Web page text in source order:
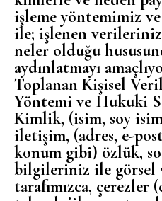
işleme yöntemimiz
ile; işlenen
neler olduğu
aydınlatmayı
Toplanan Kişisel
Yöntemi ve Hukuki
Kimlik, (isim, soy
iletişim, (adres, e-
konum gibi) özlük,
bilgileriniz ile görsel
tarafımızca, çerezler